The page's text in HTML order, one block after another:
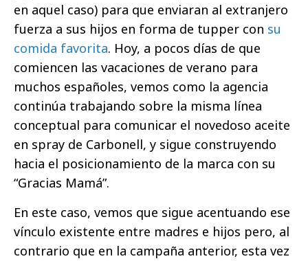
en aquel caso) para que enviaran al extranjero
fuerza a sus hijos en forma de tupper con su
comida favorita. Hoy, a pocos días de que
comiencen las vacaciones de verano para
muchos españoles, vemos como la agencia
continúa trabajando sobre la misma línea
conceptual para comunicar el novedoso aceite
en spray de Carbonell, y sigue construyendo
hacia el posicionamiento de la marca con su
“Gracias Mamá”.
En este caso, vemos que sigue acentuando ese
vínculo existente entre madres e hijos pero, al
contrario que en la campaña anterior, esta vez